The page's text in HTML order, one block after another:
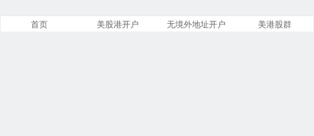
首页 美股港开户 无境外地址开户 美港股群